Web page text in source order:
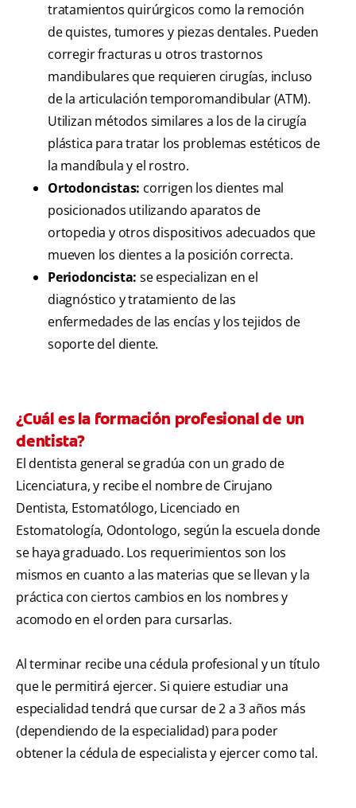
tratamientos quirúrgicos como la remoción
de quistes, tumores y piezas dentales. Pueden
corregir fracturas u otros trastornos
mandibulares que requieren cirugías, incluso
de la articulación temporomandibular (ATM).
Utilizan métodos similares a los de la cirugía
plástica para tratar los problemas estéticos de
la mandíbula y el rostro.
Ortodoncistas: corrigen los dientes mal
posicionados utilizando aparatos de
ortopedia y otros dispositivos adecuados que
mueven los dientes a la posición correcta.
Periodoncista: se especializan en el
diagnóstico y tratamiento de las
enfermedades de las encías y los tejidos de
soporte del diente.
¿Cuál es la formación profesional de un
dentista?
El dentista general se gradúa con un grado de
Licenciatura, y recibe el nombre de Cirujano
Dentista, Estomatólogo, Licenciado en
Estomatología, Odontologo, según la escuela donde
se haya graduado. Los requerimientos son los
mismos en cuanto a las materias que se llevan y la
práctica con ciertos cambios en los nombres y
acomodo en el orden para cursarlas.
Al terminar recibe una cédula profesional y un título
que le permitirá ejercer. Si quiere estudiar una
especialidad tendrá que cursar de 2 a 3 años más
(dependiendo de la especialidad) para poder
obtener la cédula de especialista y ejercer como tal.